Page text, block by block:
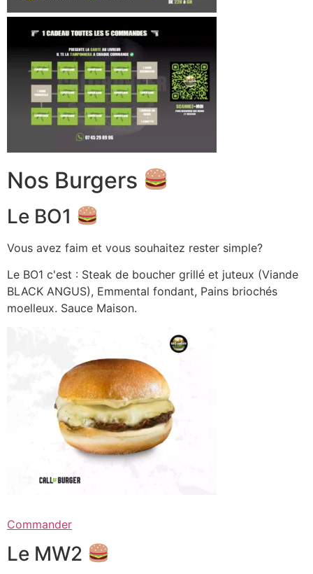
Nos Burgers
Le BO1
Vous avez faim et vous souhaitez rester simple?
Le BO1 c'est : Steak de boucher grillé et juteux (Viande
BLACK ANGUS), Emmental fondant, Pains briochés
moelleux. Sauce Maison.
Commander
Le MW2